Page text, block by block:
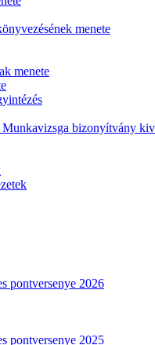
menete
menete
bizonyítvány
pontversenye 2026
pontversenye 2025